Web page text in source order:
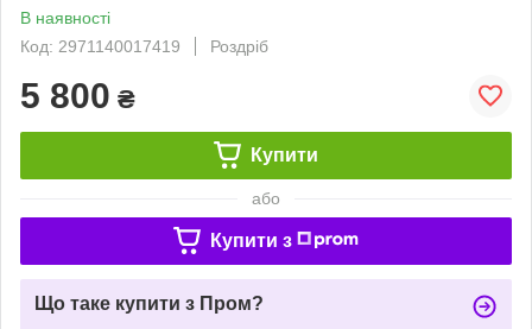
В наявності
Код: 2971140017419
Роздріб
5 800 ₴
Купити
або
Купити з
Що таке купити з Пром?